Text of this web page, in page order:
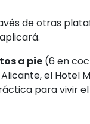
de otras
a pie (6 en
el Hotel
para vivir